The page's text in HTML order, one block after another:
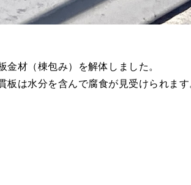
金材（棟包み）を解体しました。
板は水分を含んで腐食が見受けられま